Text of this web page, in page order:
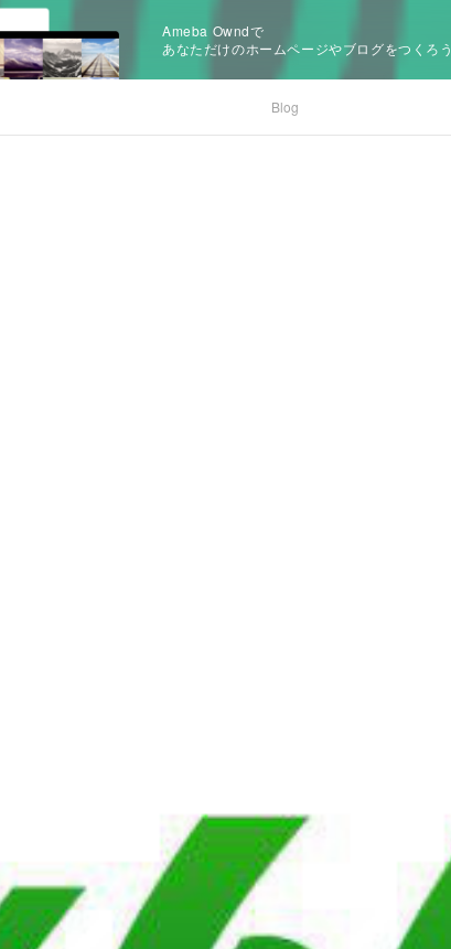
Ameba Owndで
あなただけのホームページやブログをつくろう
Blog